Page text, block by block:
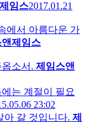
임스2017.01.21
에서 아름다운 가
제임스
소서. 제임스앤
는 계절이 필요
23:02
아 갈 것입니다. 제